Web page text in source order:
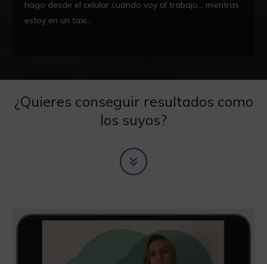
hago desde el celular cuando voy al trabajo... mientras
estoy en un taxi...
¿Quieres conseguir resultados como
los suyos?